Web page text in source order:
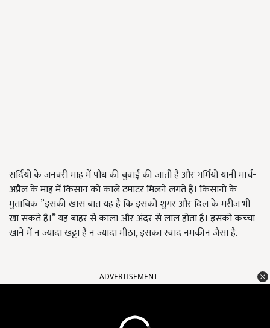
सर्दियों के जनवरी माह में पौध की बुवाई की जाती है और गर्मियों यानी मार्च-
अप्रैल के माह में किसान को काले टमाटर मिलने लगते हैं। किसानो के
मुताबिक़ ”इसकी खास बात यह है कि इसकों शुगर और दिल के मरीज भी
खा सकते हैं।” यह बाहर से काला और अंदर से लाल होता है। इसको कच्‍चा
खाने में न ज्यादा खट्टा है न ज्यादा मीठा, इसका स्वाद नमकीन जैसा है.
ADVERTISEMENT